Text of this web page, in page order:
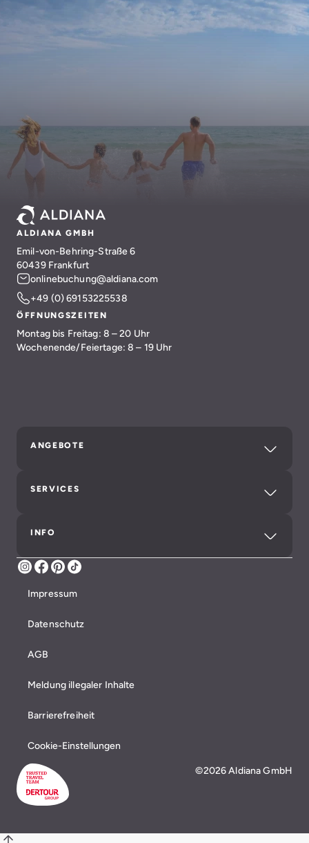
ALDIANA GMBH
Emil-von-Behring-Straße 6
60439 Frankfurt
onlinebuchung@aldiana.com
+49 (0) 69153225538
ÖFFNUNGSZEITEN
Montag bis Freitag: 8 – 20 Uhr
Wochenende/Feiertage: 8 – 19 Uhr
ANGEBOTE
SERVICES
INFO
Instagram
Facebook
Pinterest
Impressum
Datenschutz
AGB
Meldung illegaler Inhalte
Barrierefreiheit
Cookie-Einstellungen
©2026 Aldiana GmbH